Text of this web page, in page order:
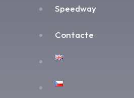
Speedway
Contacte